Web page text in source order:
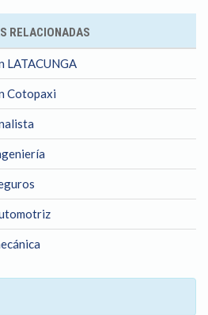
RELACIONADAS
LATACUNGA
Cotopaxi